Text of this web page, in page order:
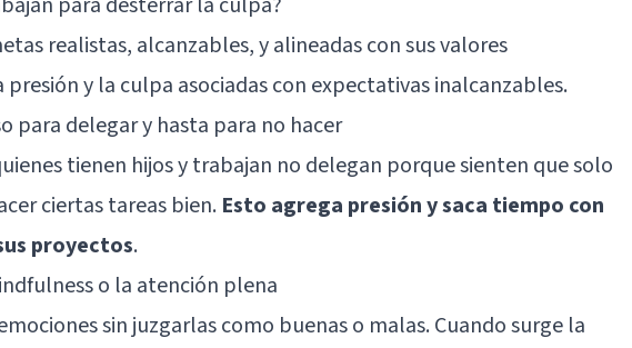
realistas, alcanzables, y alineadas con sus valores
presión y la culpa asociadas con expectativas inalcanzables.
para delegar y hasta para no hacer
tienen hijos y trabajan no delegan porque sienten que solo
ciertas tareas bien. Esto agrega presión y saca tiempo con
proyectos.
o la atención plena
sin juzgarlas como buenas o malas. Cuando surge la